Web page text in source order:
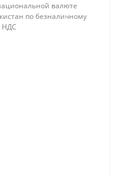
валюте
по безналичному
НДС